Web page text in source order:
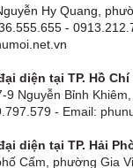
Hy Quang,
-
diện tại TP. Hồ Chí
9 Nguyễn Bỉnh
- Email:
diện tại TP. Hải
Cấm, phường Gia